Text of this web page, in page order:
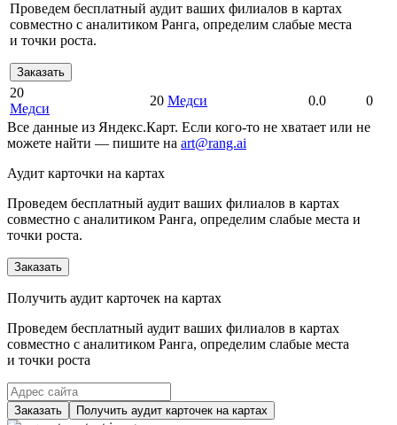
Проведем бесплатный аудит ваших филиалов в картах
совместно с аналитиком Ранга, определим слабые места
и точки роста.
Заказать
20
Медси
20 Медси 0.0
0
Все данные из Яндекс.Карт. Если кого-то не хватает или не
можете найти — пишите на art@rang.ai
Аудит карточки на картах
Проведем бесплатный аудит ваших филиалов в картах
совместно с аналитиком Ранга, определим слабые места и
точки роста.
Заказать
Получить аудит карточек на картах
Проведем бесплатный аудит ваших филиалов в картах
совместно с аналитиком Ранга, определим слабые места
и точки роста
Заказать Получить аудит карточек на картах